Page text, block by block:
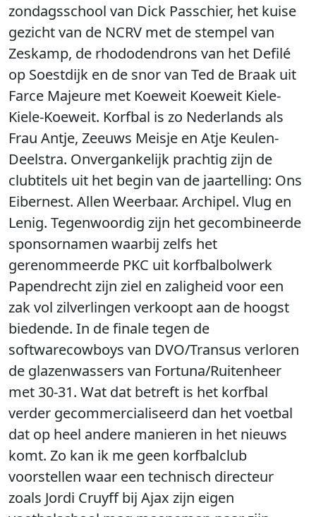
zondagsschool van Dick Passchier, het kuise
gezicht van de NCRV met de stempel van
Zeskamp, de rhododendrons van het Defilé
op Soestdijk en de snor van Ted de Braak uit
Farce Majeure met Koeweit Koeweit Kiele-
Kiele-Koeweit. Korfbal is zo Nederlands als
Frau Antje, Zeeuws Meisje en Atje Keulen-
Deelstra. Onvergankelijk prachtig zijn de
clubtitels uit het begin van de jaartelling: Ons
Eibernest. Allen Weerbaar. Archipel. Vlug en
Lenig. Tegenwoordig zijn het gecombineerde
sponsornamen waarbij zelfs het
gerenommeerde PKC uit korfbalbolwerk
Papendrecht zijn ziel en zaligheid voor een
zak vol zilverlingen verkoopt aan de hoogst
biedende. In de finale tegen de
softwarecowboys van DVO/Transus verloren
de glazenwassers van Fortuna/Ruitenheer
met 30-31. Wat dat betreft is het korfbal
verder gecommercialiseerd dan het voetbal
dat op heel andere manieren in het nieuws
komt. Zo kan ik me geen korfbalclub
voorstellen waar een technisch directeur
zoals Jordi Cruyff bij Ajax zijn eigen